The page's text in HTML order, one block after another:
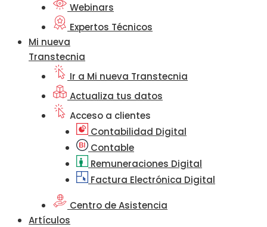
Webinars
Expertos Técnicos
Mi nueva
Transtecnia
Ir a Mi nueva Transtecnia
Actualiza tus datos
Acceso a clientes
Contabilidad Digital
Contable
Remuneraciones Digital
Factura Electrónica Digital
Centro de Asistencia
Artículos